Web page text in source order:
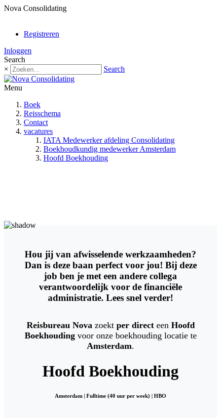
Nova Consolidating
Registreren
Inloggen
Search
×
Search
Menu
Boek
Reisschema
Contact
vacatures
IATA Medewerker afdeling Consolidating
Boekhoudkundig medewerker Amsterdam
Hoofd Boekhouding
Hou jij van afwisselende werkzaamheden?
Dan is deze baan perfect voor jou! Bij deze
job ben je met een andere collega
verantwoordelijk voor de financiële
administratie. Lees snel verder!
Reisbureau Novazoekt per directeen Hoofd
Boekhoudingvoor onze boekhouding locatie te
Amsterdam.
Hoofd Boekhouding
Amsterdam | Fulltime (40 uur per week) | HBO